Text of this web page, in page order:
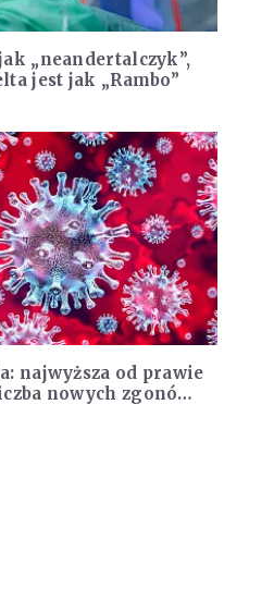
„neandertalczyk”,
jest jak „Rambo”
najwyższa od prawie
nowych zgonów z
19